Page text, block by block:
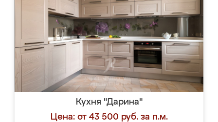
Кухня "Дарина"
Цена: от 43 500 руб. за п.м.